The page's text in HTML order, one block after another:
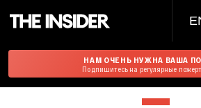
НАМ ОЧЕНЬ НУЖНА ВАША
Подпишитесь на регулярные